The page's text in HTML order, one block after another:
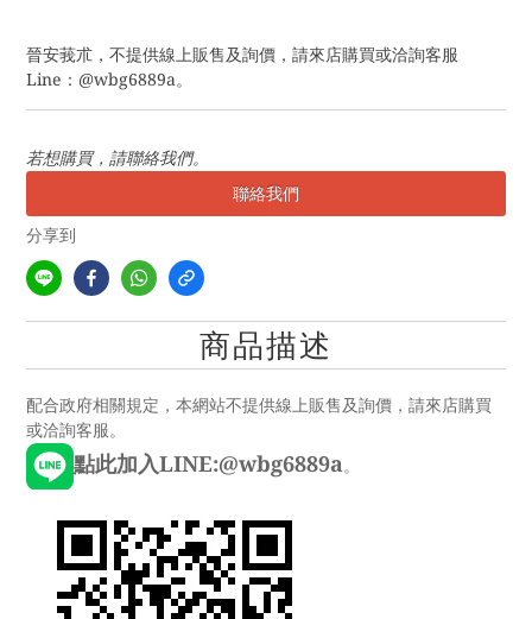
晉安莪朮，不提供線上販售及詢價，請來店購買或洽詢客服
Line：@wbg6889a。
若想購買，請聯絡我們。
聯絡我們
分享到
商品描述
配合政府相關規定，本網站不提供線上販售及詢價，請來店購買
或洽詢客服。
點此加入LINE:@wbg6889a。